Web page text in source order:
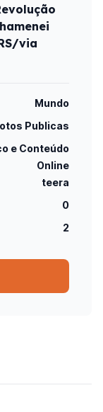
via
Mundo
Publicas
e Conteúdo
Online
teera
0
2